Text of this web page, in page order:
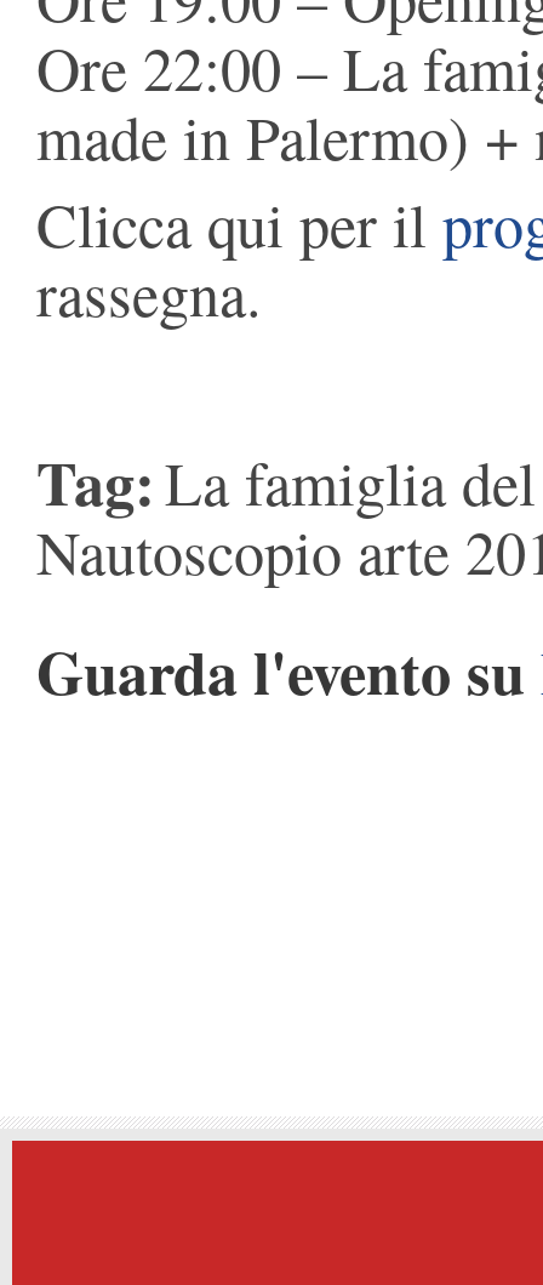
Ore 22:00 – La
made in Palermo)
Clicca qui per il
rassegna.
Tag:La famiglia
Nautoscopio arte
Guarda l'evento su